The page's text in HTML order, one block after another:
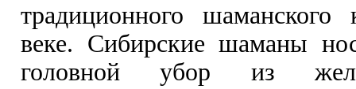
традиционного
веке. Сибирские шаманы
головной убор из